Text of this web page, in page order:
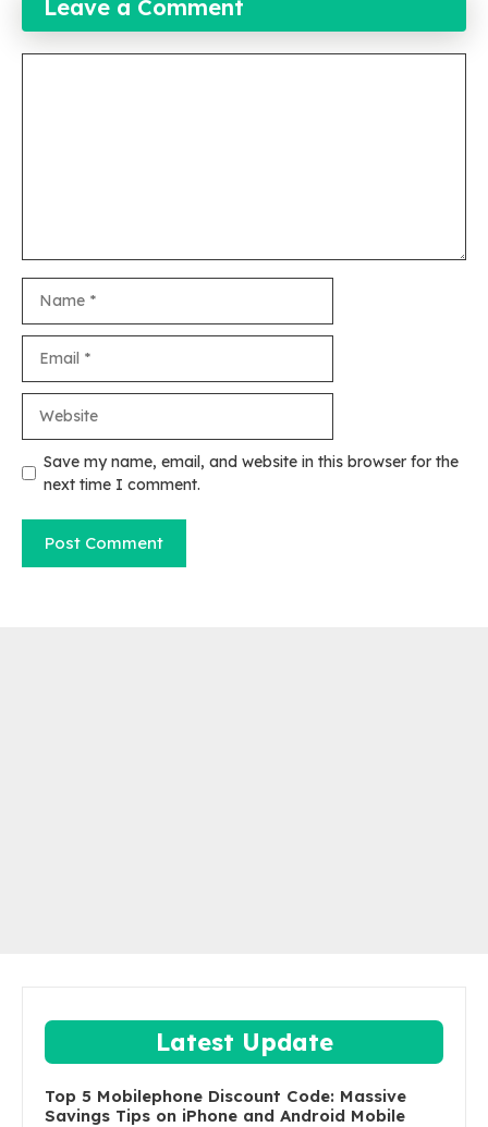
Leave a Comment
Save my name, email, and website in this browser for the
next time I comment.
Latest Update
Top 5 Mobilephone Discount Code: Massive
Savings Tips on iPhone and Android Mobile